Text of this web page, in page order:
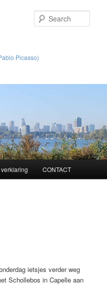
Picasso)
CONTACT
ietsjes verder weg
Schollebos in Capelle aan